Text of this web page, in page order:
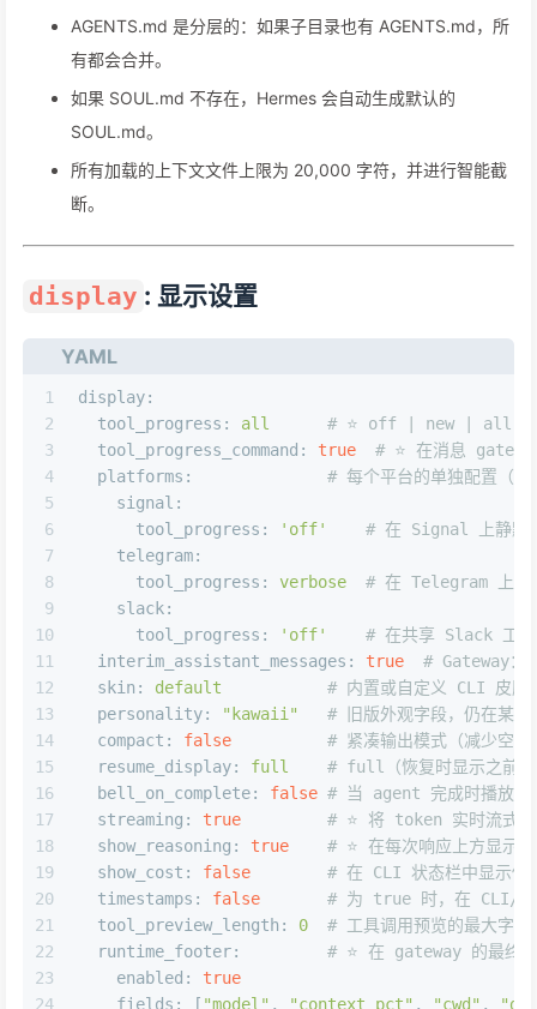
AGENTS.md 是分层的：如果子目录也有 AGENTS.md，所
有都会合并。
如果 SOUL.md 不存在，Hermes 会自动生成默认的
SOUL.md。
所有加载的上下文文件上限为 20,000 字符，并进行智能截
断。
display : 显示设置
YAML
1
2
3
4
5
6
7
8
9
10
11
12
13
14
15
16
17
18
19
20
21
22
23
24
display:
tool_progress:
all
# ⭐️ off | new | all |
tool_progress_command:
true
# ⭐️ 在消息
platforms:
# 每个平台的单独配置（覆
signal:
tool_progress:
'off'
# 在 Signal 上静默
telegram:
tool_progress:
verbose
# 在 Telegram 上详
slack:
tool_progress:
'off'
# 在共享 Slack 工作
interim_assistant_messages:
true
# Gateway：
skin:
default
# 内置或自定义 CLI 皮
personality:
"kawaii"
# 旧版外观字段，仍在某些
compact:
false
# 紧凑输出模式（减少空白
resume_display:
full
# full（恢复时显示之前
bell_on_complete:
false # 当 agent 完成时播放终
streaming:
true
# ⭐️ 将 token 实时流式传
show_reasoning:
true
# ⭐️ 在每次响应上方显
show_cost:
false
# 在 CLI 状态栏中显示估
timestamps:
false
# 为 true 时，在 CLI/
tool_preview_length:
0
# 工具调用预览的最大字
runtime_footer:
# ⭐️ 在 gateway 的最终回
enabled:
true
fields:
[ "model" , "context_pct" , "cwd" ,